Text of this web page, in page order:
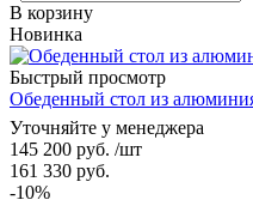
В корзину
Новинка
Быстрый просмотр
Обеденный стол из
Уточняйте у менеджера
145 200 руб. /шт
161 330 руб.
-10%